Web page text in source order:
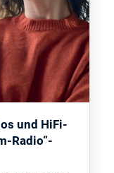
und HiFi-
Radio“-